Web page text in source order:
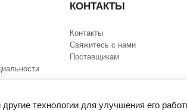
КОНТАКТЫ
Контакты
Свяжитесь с нами
Поставщикам
технологии для улучшения его